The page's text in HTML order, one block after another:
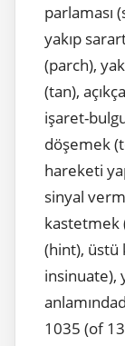
parlaması
yakıp
(parch),
(tan),
işaret-
döşemek
hareketi
sinyal
kastetmek
(hint), üstü
insinuate),
1035 (of